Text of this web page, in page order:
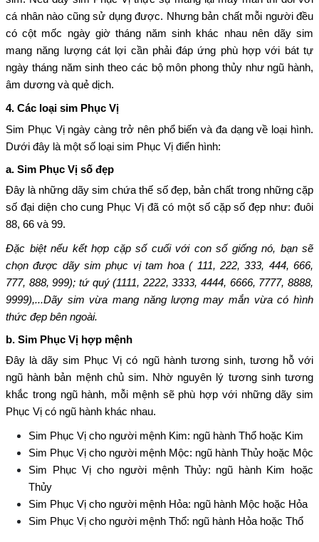
cá nhân nào cũng sử dụng được. Nhưng bản chất mỗi người đều
có cột mốc ngày giờ tháng năm sinh khác nhau nên dãy sim
mang năng lượng cát lợi cần phải đáp ứng phù hợp với bát tự
ngày tháng năm sinh theo các bộ môn phong thủy như ngũ hành,
âm dương và quẻ dịch.
4. Các loại sim Phục Vị
Sim Phục Vị ngày càng trở nên phổ biến và đa dạng về loại hình.
Dưới đây là một số loại sim Phục Vị điển hình:
a. Sim Phục Vị số đẹp
Đây là những dãy sim chứa thế số đẹp, bản chất trong những cặp
số đại diện cho cung Phục Vị đã có một số cặp số đẹp như: đuôi
88, 66 và 99.
Đặc biệt nếu kết hợp cặp số cuối với con số giống nó, bạn sẽ
chọn được dãy sim phục vị tam hoa ( 111, 222, 333, 444, 666,
777, 888, 999); tứ quý (1111, 2222, 3333, 4444, 6666, 7777, 8888,
9999),...Dãy sim vừa mang năng lượng may mắn vừa có hình
thức đẹp bên ngoài.
b. Sim Phục Vị hợp mệnh
Đây là dãy sim Phục Vị có ngũ hành tương sinh, tương hỗ với
ngũ hành bản mệnh chủ sim. Nhờ nguyên lý tương sinh tương
khắc trong ngũ hành, mỗi mệnh sẽ phù hợp với những dãy sim
Phục Vị có ngũ hành khác nhau.
Sim Phục Vị cho người mệnh Kim: ngũ hành Thổ hoặc Kim
Sim Phục Vị cho người mệnh Mộc: ngũ hành Thủy hoặc Mộc
Sim Phục Vị cho người mệnh Thủy: ngũ hành Kim hoặc
Thủy
Sim Phục Vị cho người mệnh Hỏa: ngũ hành Mộc hoặc Hỏa
Sim Phục Vị cho người mệnh Thổ: ngũ hành Hỏa hoặc Thổ